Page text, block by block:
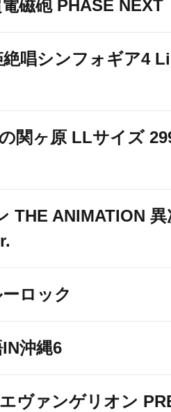
磁砲 PHASE NEXT
唱シンフォギア4
関ヶ原 LLサイズ
THE ANIMATION 異
ロック
沖縄6
ヴァンゲリオン